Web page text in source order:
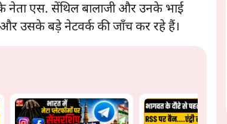
नेता एस. सेंथिल बालाजी और उनके भाई
उसके बड़े नेटवर्क की जाँच कर रहे हैं।